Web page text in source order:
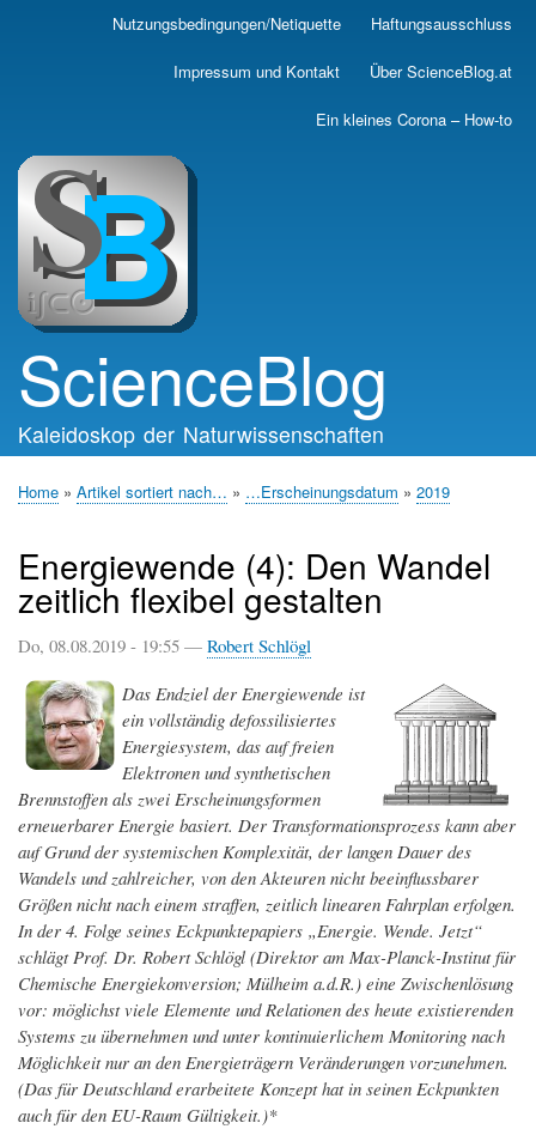
Skip
main
Nutzungsbedingungen/Netiquette Haftungsausschluss
Impressum und Kontakt Über ScienceBlog.at
Ein kleines Corona – How-to
ScienceBlog
Kaleidoskop der Naturwissenschaften
Home Artikel sortiert nach… …Erscheinungsdatum 2019
Energiewende (4): Den Wandel
zeitlich flexibel gestalten
Do, 08.08.2019 - 19:55 — Robert Schlögl
Das Endziel der Energiewende ist
ein vollständig defossilisiertes
Energiesystem, das auf freien
Elektronen und synthetischen
Brennstoffen als zwei Erscheinungsformen
erneuerbarer Energie basiert. Der Transformationsprozess kann aber
auf Grund der systemischen Komplexität, der langen Dauer des
Wandels und zahlreicher, von den Akteuren nicht beeinflussbarer
Größen nicht nach einem straffen, zeitlich linearen Fahrplan erfolgen.
In der 4. Folge seines Eckpunktepapiers „Energie. Wende. Jetzt“
schlägt Prof. Dr. Robert Schlögl (Direktor am Max-Planck-Institut für
Chemische Energiekonversion; Mülheim a.d.R.) eine Zwischenlösung
vor: möglichst viele Elemente und Relationen des heute existierenden
Systems zu übernehmen und unter kontinuierlichem Monitoring nach
Möglichkeit nur an den Energieträgern Veränderungen vorzunehmen.
(Das für Deutschland erarbeitete Konzept hat in seinen Eckpunkten
auch für den EU-Raum Gültigkeit.)*